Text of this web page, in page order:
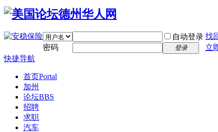
自动登录 找
密码
登录
立
快捷导航
首页Portal
加州
论坛BBS
招聘
求职
汽车